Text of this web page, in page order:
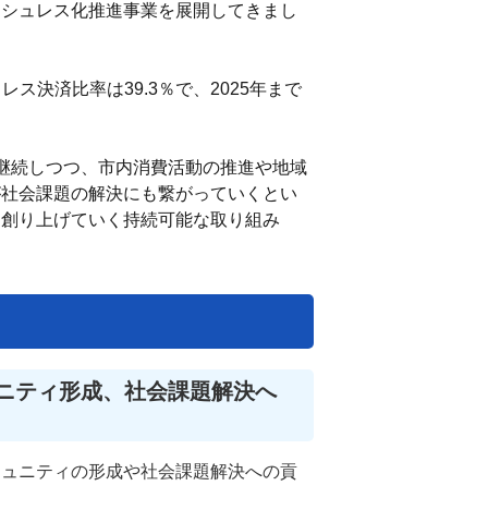
ュレス化推進事業を展開してきまし
ス決済比率は39.3％で、2025年まで
しつつ、市内消費活動の推進や地域
会課題の解決にも繋がっていくとい
り上げていく持続可能な取り組み
ティ形成、社会課題解決へ
ニティの形成や社会課題解決への貢